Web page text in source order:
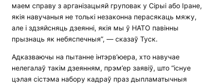
маем справу з арганізацыяй груповак у Сірыі або Іране,
якія навучаныя не толькі незаконна перасякаць мяжу,
але і здзяйсняць дзеянні, якія мы ў НАТО павінны
прызнаць як небяспечныя”, — сказаў Туск.
Адказваючы на пытанне інтэрв’юера, хто навучае
нелегалаў такім дзеянням, прэм’ер заявіў, што “існуе
цэлая сістэма набору кадраў праз дыпламатычныя